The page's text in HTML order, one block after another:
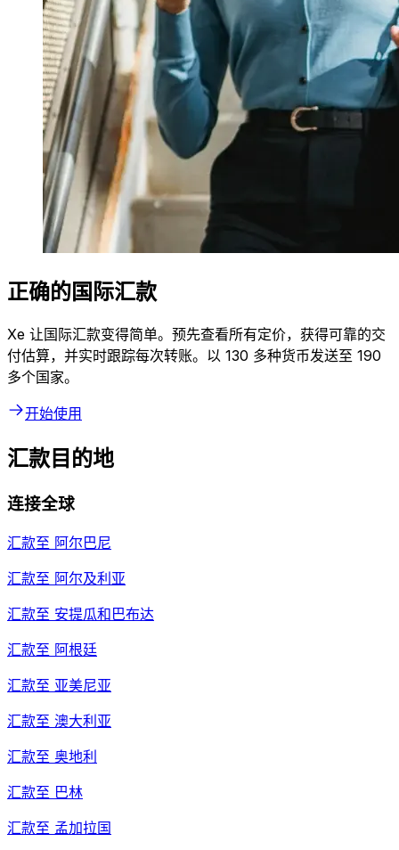
正确的国际汇款
Xe 让国际汇款变得简单。预先查看所有定价，获得可靠的交
付估算，并实时跟踪每次转账。以 130 多种货币发送至 190
多个国家。
开始使用
汇款目的地
连接全球
汇款至 阿尔巴尼
汇款至 阿尔及利亚
汇款至 安提瓜和巴布达
汇款至 阿根廷
汇款至 亚美尼亚
汇款至 澳大利亚
汇款至 奥地利
汇款至 巴林
汇款至 孟加拉国